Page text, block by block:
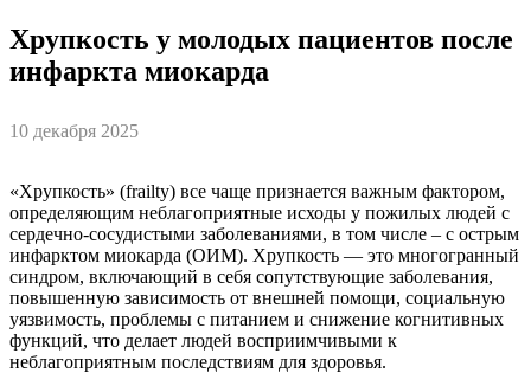
Хрупкость у молодых пациентов после
инфаркта миокарда
10 декабря 2025
«Хрупкость» (frailty) все чаще признается важным фактором,
определяющим неблагоприятные исходы у пожилых людей с
сердечно-сосудистыми заболеваниями, в том числе – с острым
инфарктом миокарда (ОИМ). Хрупкость — это многогранный
синдром, включающий в себя сопутствующие заболевания,
повышенную зависимость от внешней помощи, социальную
уязвимость, проблемы с питанием и снижение когнитивных
функций, что делает людей восприимчивыми к
неблагоприятным последствиям для здоровья.